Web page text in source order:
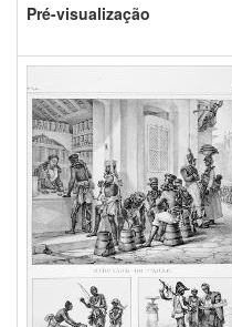
Pré-visualização